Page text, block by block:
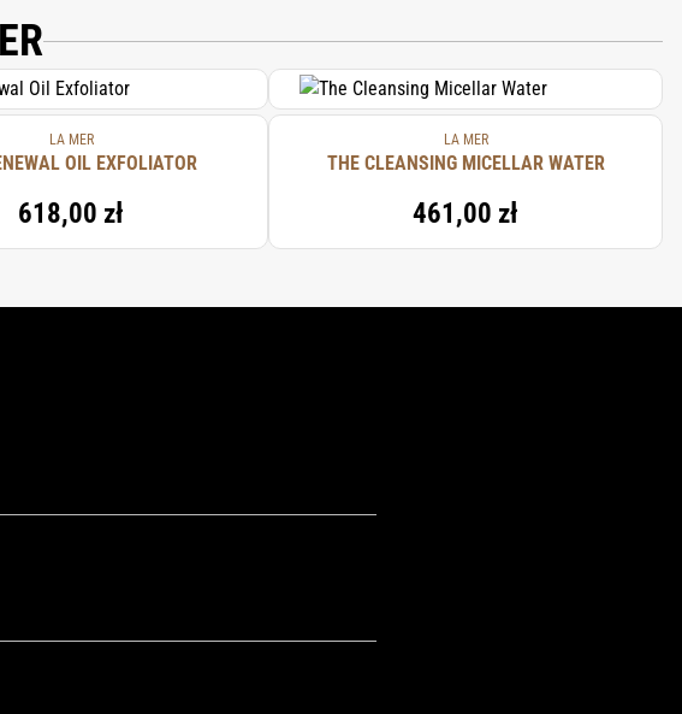
GLOBULUS (EUCALYPTUS) LEAF OIL, SODIUM
TOCOPHERYL SUCCINATE, NIACIN, SESAMUM INDICUM
DIGITATA EXTRACT, CRITHMUM MARITIMUM EXTRACT,
OFFICINALIS (ROSEMARY) LEAF EXTRACT, SODIUM
PALMITOYL HEXAPEPTIDE-12, CAPRYLIC/CAPRIC
STEAROYL STEARATE, CYANOCOBALAMIN, C13-14
UREA TRIFLUOROACETATE, LACTOPEROXIDASE,
7, LECITHIN, TRIACETIN, SODIUM CHLORIDE,
LA MER
OIL EXFOLIATOR
618,00 zł
LA MER
THE CLEANSING MICELLAR WATER
461,00 zł